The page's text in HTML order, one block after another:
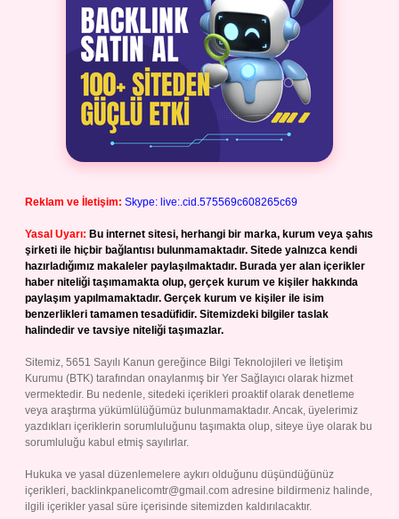
Reklam ve İletişim: Skype: live:.cid.575569c608265c69
Yasal Uyarı: Bu internet sitesi, herhangi bir marka, kurum veya şahıs
şirketi ile hiçbir bağlantısı bulunmamaktadır. Sitede yalnızca kendi
hazırladığımız makaleler paylaşılmaktadır. Burada yer alan içerikler
haber niteliği taşımamakta olup, gerçek kurum ve kişiler hakkında
paylaşım yapılmamaktadır. Gerçek kurum ve kişiler ile isim
benzerlikleri tamamen tesadüfidir. Sitemizdeki bilgiler taslak
halindedir ve tavsiye niteliği taşımazlar.
Sitemiz, 5651 Sayılı Kanun gereğince Bilgi Teknolojileri ve İletişim
Kurumu (BTK) tarafından onaylanmış bir Yer Sağlayıcı olarak hizmet
vermektedir. Bu nedenle, sitedeki içerikleri proaktif olarak denetleme
veya araştırma yükümlülüğümüz bulunmamaktadır. Ancak, üyelerimiz
yazdıkları içeriklerin sorumluluğunu taşımakta olup, siteye üye olarak bu
sorumluluğu kabul etmiş sayılırlar.
Hukuka ve yasal düzenlemelere aykırı olduğunu düşündüğünüz
içerikleri, backlinkpanelicomtr@gmail.com adresine bildirmeniz halinde,
ilgili içerikler yasal süre içerisinde sitemizden kaldırılacaktır.